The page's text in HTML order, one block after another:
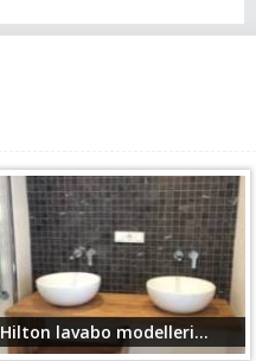
Hilton lavabo modelleri...